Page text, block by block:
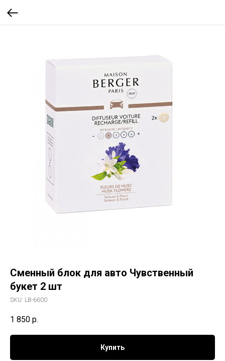
Сменный блок для авто Чувственный
букет 2 шт
SKU: LB-6600
1 850 р.
Купить